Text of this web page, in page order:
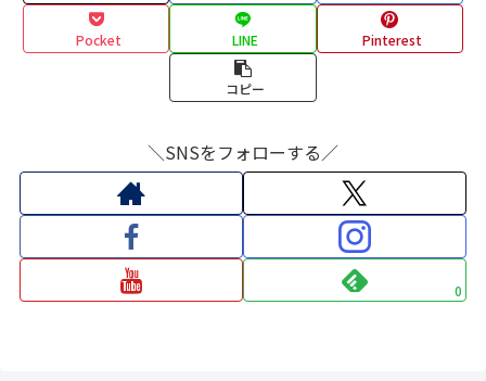
Pocket LINE Pinterest
コピー
＼SNSをフォローする／
0